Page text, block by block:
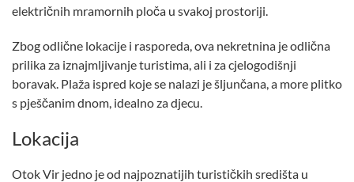
električnih mramornih ploča u svakoj prostoriji.
Zbog odlične lokacije i rasporeda, ova nekretnina je odlična
prilika za iznajmljivanje turistima, ali i za cjelogodišnji
boravak. Plaža ispred koje se nalazi je šljunčana, a more plitko
s pješčanim dnom, idealno za djecu.
Lokacija
Otok Vir jedno je od najpoznatijih turističkih središta u